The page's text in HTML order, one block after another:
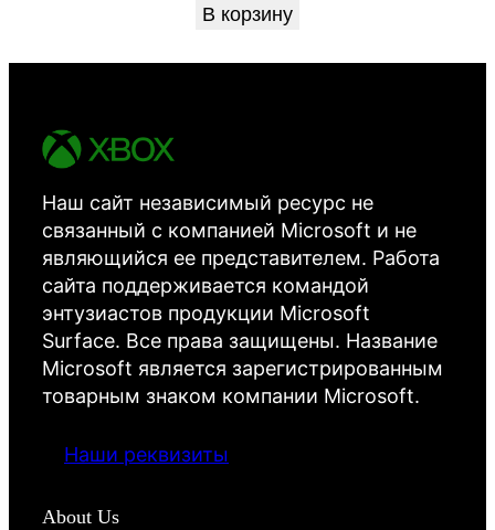
В корзину
Наш сайт независимый ресурс не
связанный с компанией Microsoft и не
являющийся ее представителем. Работа
сайта поддерживается командой
энтузиастов продукции Microsoft
Surface. Все права защищены. Название
Microsoft является зарегистрированным
товарным знаком компании Microsoft.
Наши реквизиты
About Us